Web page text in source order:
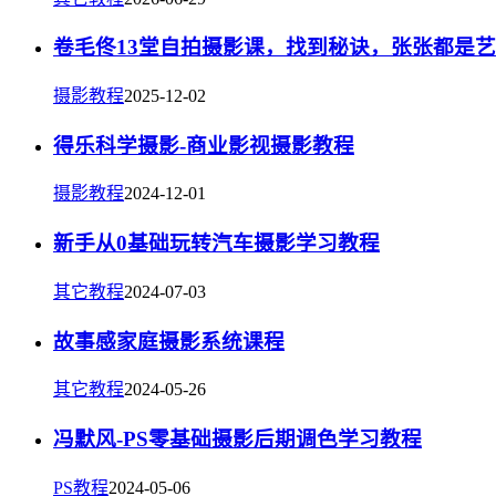
卷毛佟13堂自拍摄影课，找到秘诀，张张都是
摄影教程2025-12-02
得乐科学摄影-商业影视摄影教程
摄影教程2024-12-01
新手从0基础玩转汽车摄影学习教程
其它教程2024-07-03
故事感家庭摄影系统课程
其它教程2024-05-26
冯默风-PS零基础摄影后期调色学习教程
PS教程2024-05-06